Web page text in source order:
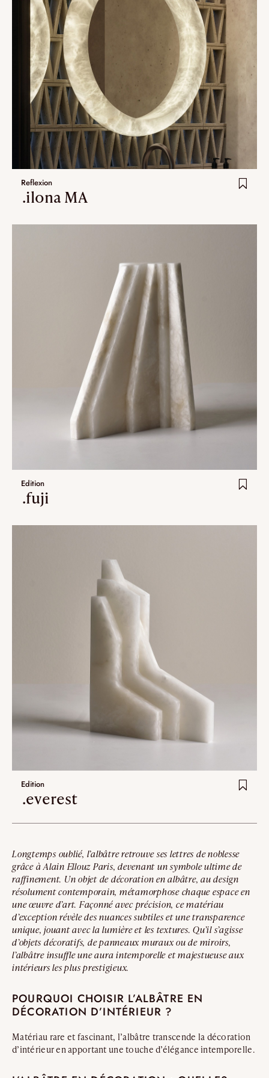
Reflexion
.ilona MA
Edition
.fuji
Edition
.everest
Longtemps oublié, l’albâtre retrouve ses lettres de noblesse
grâce à Alain Ellouz Paris, devenant un symbole ultime de
raffinement. Un objet de décoration en albâtre, au design
résolument contemporain, métamorphose chaque espace en
une œuvre d’art. Façonné avec précision, ce matériau
d’exception révèle des nuances subtiles et une transparence
unique, jouant avec la lumière et les textures. Qu’il s’agisse
d’objets décoratifs, de panneaux muraux ou de miroirs,
l’albâtre insuffle une aura intemporelle et majestueuse aux
intérieurs les plus prestigieux.
POURQUOI CHOISIR L’ALBÂTRE EN
DÉCORATION D’INTÉRIEUR ?
Matériau rare et fascinant, l’albâtre transcende la décoration
d’intérieur en apportant une touche d’élégance intemporelle.